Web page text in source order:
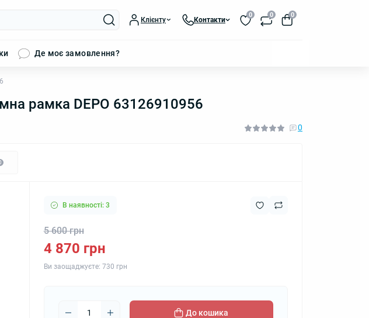
Клієнту Контакти
0 0 0
Де моє замовлення?
рамка DEPO 63126910956
0
В наявності: 3
5 600 грн
4 870 грн
Ви заощаджуєте: 730 грн
До кошика